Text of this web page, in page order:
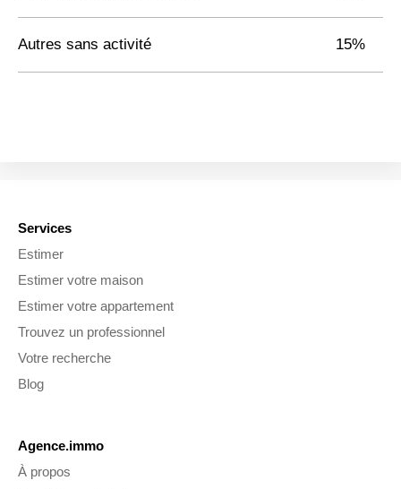
Autres sans activité 15%
Services
Estimer
Estimer votre maison
Estimer votre appartement
Trouvez un professionnel
Votre recherche
Blog
Agence.immo
À propos